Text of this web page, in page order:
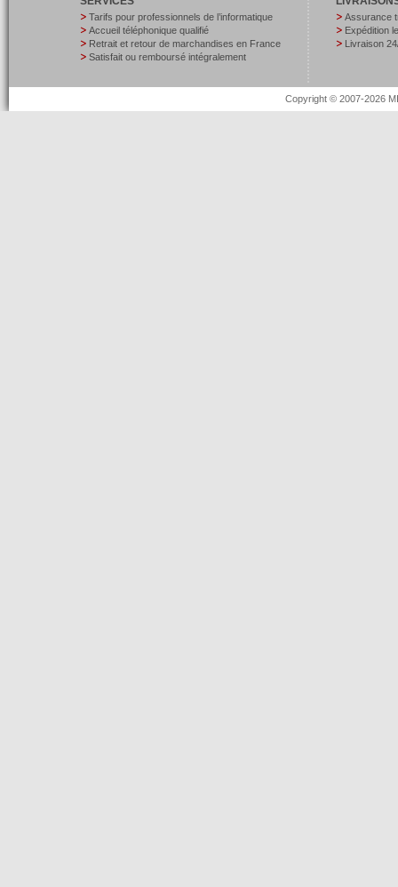
Tarifs pour professionnels de l’informatique
Accueil téléphonique qualifié
Retrait et retour de marchandises en France
Satisfait ou remboursé intégralement
Assurance
Expédition
Livraison
Copyright © 2007-2026